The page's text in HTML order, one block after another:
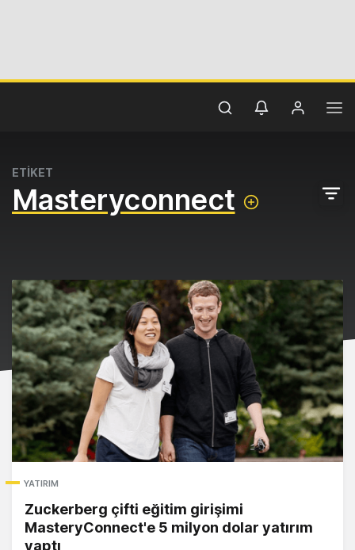
ETİKET
Masteryconnect
YATIRIM
Zuckerberg çifti eğitim girişimi
MasteryConnect'e 5 milyon dolar yatırım
yaptı